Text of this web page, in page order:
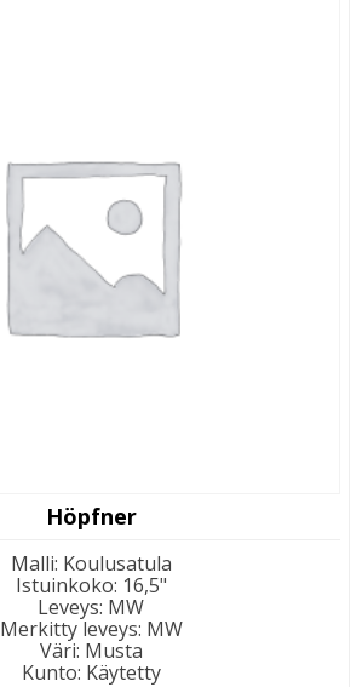
Höpfner
Malli: Koulusatula
Istuinkoko: 16,5"
Leveys: MW
Merkitty leveys: MW
Väri: Musta
Kunto: Käytetty